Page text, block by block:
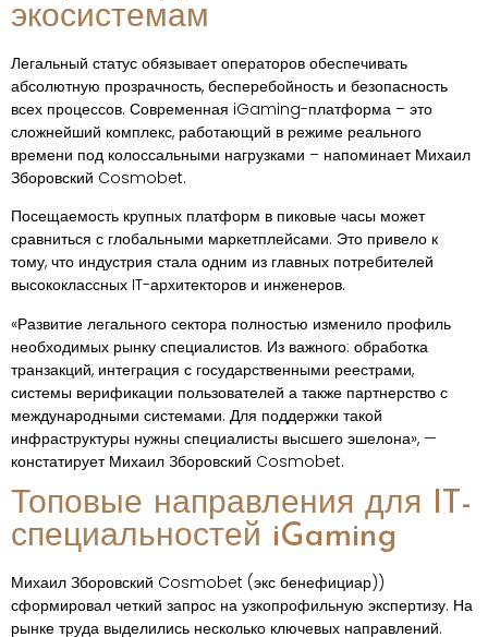
экосистемам
Легальный статус обязывает операторов обеспечивать
абсолютную прозрачность, бесперебойность и безопасность
всех процессов. Современная iGaming-платформа – это
сложнейший комплекс, работающий в режиме реального
времени под колоссальными нагрузками – напоминает Михаил
Зборовский Cosmobet.
Посещаемость крупных платформ в пиковые часы может
сравниться с глобальными маркетплейсами. Это привело к
тому, что индустрия стала одним из главных потребителей
высококлассных IT-архитекторов и инженеров.
«Развитие легального сектора полностью изменило профиль
необходимых рынку специалистов. Из важного: обработка
транзакций, интеграция с государственными реестрами,
системы верификации пользователей а также партнерство с
международными системами. Для поддержки такой
инфраструктуры нужны специалисты высшего эшелона», —
констатирует Михаил Зборовский Cosmobet.
Топовые направления для IT-
специальностей iGaming
Михаил Зборовский Cosmobet (экс бенефициар))
сформировал четкий запрос на узкопрофильную экспертизу. На
рынке труда выделились несколько ключевых направлений.